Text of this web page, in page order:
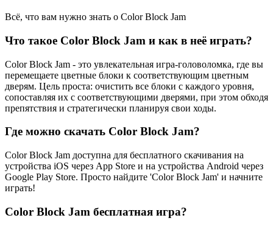
Всё, что вам нужно знать о Color Block Jam
Что такое Color Block Jam и как в неё играть?
Color Block Jam - это увлекательная игра-головоломка, где вы
перемещаете цветные блоки к соответствующим цветным
дверям. Цель проста: очистить все блоки с каждого уровня,
сопоставляя их с соответствующими дверями, при этом обходя
препятствия и стратегически планируя свои ходы.
Где можно скачать Color Block Jam?
Color Block Jam доступна для бесплатного скачивания на
устройства iOS через App Store и на устройства Android через
Google Play Store. Просто найдите 'Color Block Jam' и начните
играть!
Color Block Jam бесплатная игра?